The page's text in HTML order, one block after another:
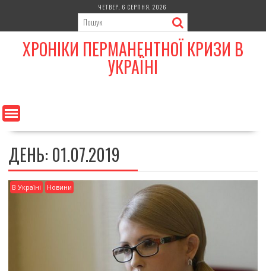
content
ЧЕТВЕР, 6 СЕРПНЯ, 2026
ХРОНІКИ ПЕРМАНЕНТНОЇ КРИЗИ В
УКРАЇНІ
ДЕНЬ: 01.07.2019
В Україні Новини